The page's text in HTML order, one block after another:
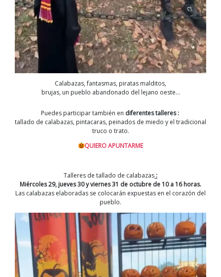
Calabazas, fantasmas, piratas malditos,
brujas, un pueblo abandonado del lejano oeste…
Puedes participar también en diferentes talleres :
tallado de calabazas, pintacaras, peinados de miedo y el tradicional
truco o trato.
QUIERO APUNTARME
Talleres de tallado de calabazas :
Miércoles 29, jueves 30 y viernes 31 de octubre de 10 a 16 horas.
Las calabazas elaboradas se colocarán expuestas en el corazón del
pueblo.